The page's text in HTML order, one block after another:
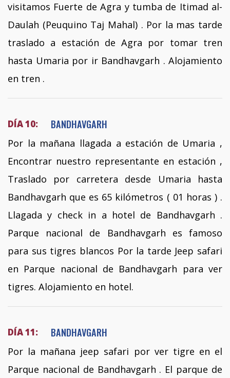
visitamos Fuerte de Agra y tumba de Itimad al­
Daulah (Peuquino Taj Mahal) . Por la mas tarde
traslado a estación de Agra por tomar tren
hasta Umaria por ir Bandhavgarh . Alojamiento
en tren .
DÍA 10: BANDHAVGARH
Por la mañana llagada a estación de Umaria ,
Encontrar nuestro representante en estación ,
Traslado por carretera desde Umaria hasta
Bandhavgarh que es 65 kilómetros ( 01 horas ) .
Llagada y check in a hotel de Bandhavgarh .
Parque nacional de Bandhavgarh es famoso
para sus tigres blancos Por la tarde Jeep safari
en Parque nacional de Bandhavgarh para ver
tigres. Alojamiento en hotel.
DÍA 11: BANDHAVGARH
Por la mañana jeep safari por ver tigre en el
Parque nacional de Bandhavgarh . El parque de